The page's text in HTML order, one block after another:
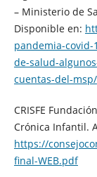
– Ministerio de
Disponible en:
pandemia-
de-salud-
cuentas-del-msp/
CRISFE
Crónica Infantil.
https://
final-WEB.pdf